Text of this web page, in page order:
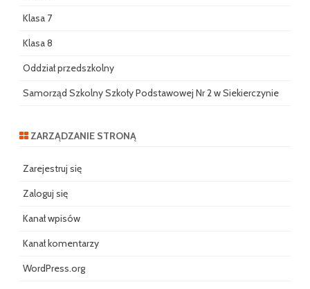
Klasa 7
Klasa 8
Oddział przedszkolny
Samorząd Szkolny Szkoły Podstawowej Nr 2 w Siekierczynie
ZARZĄDZANIE STRONĄ
Zarejestruj się
Zaloguj się
Kanał wpisów
Kanał komentarzy
WordPress.org